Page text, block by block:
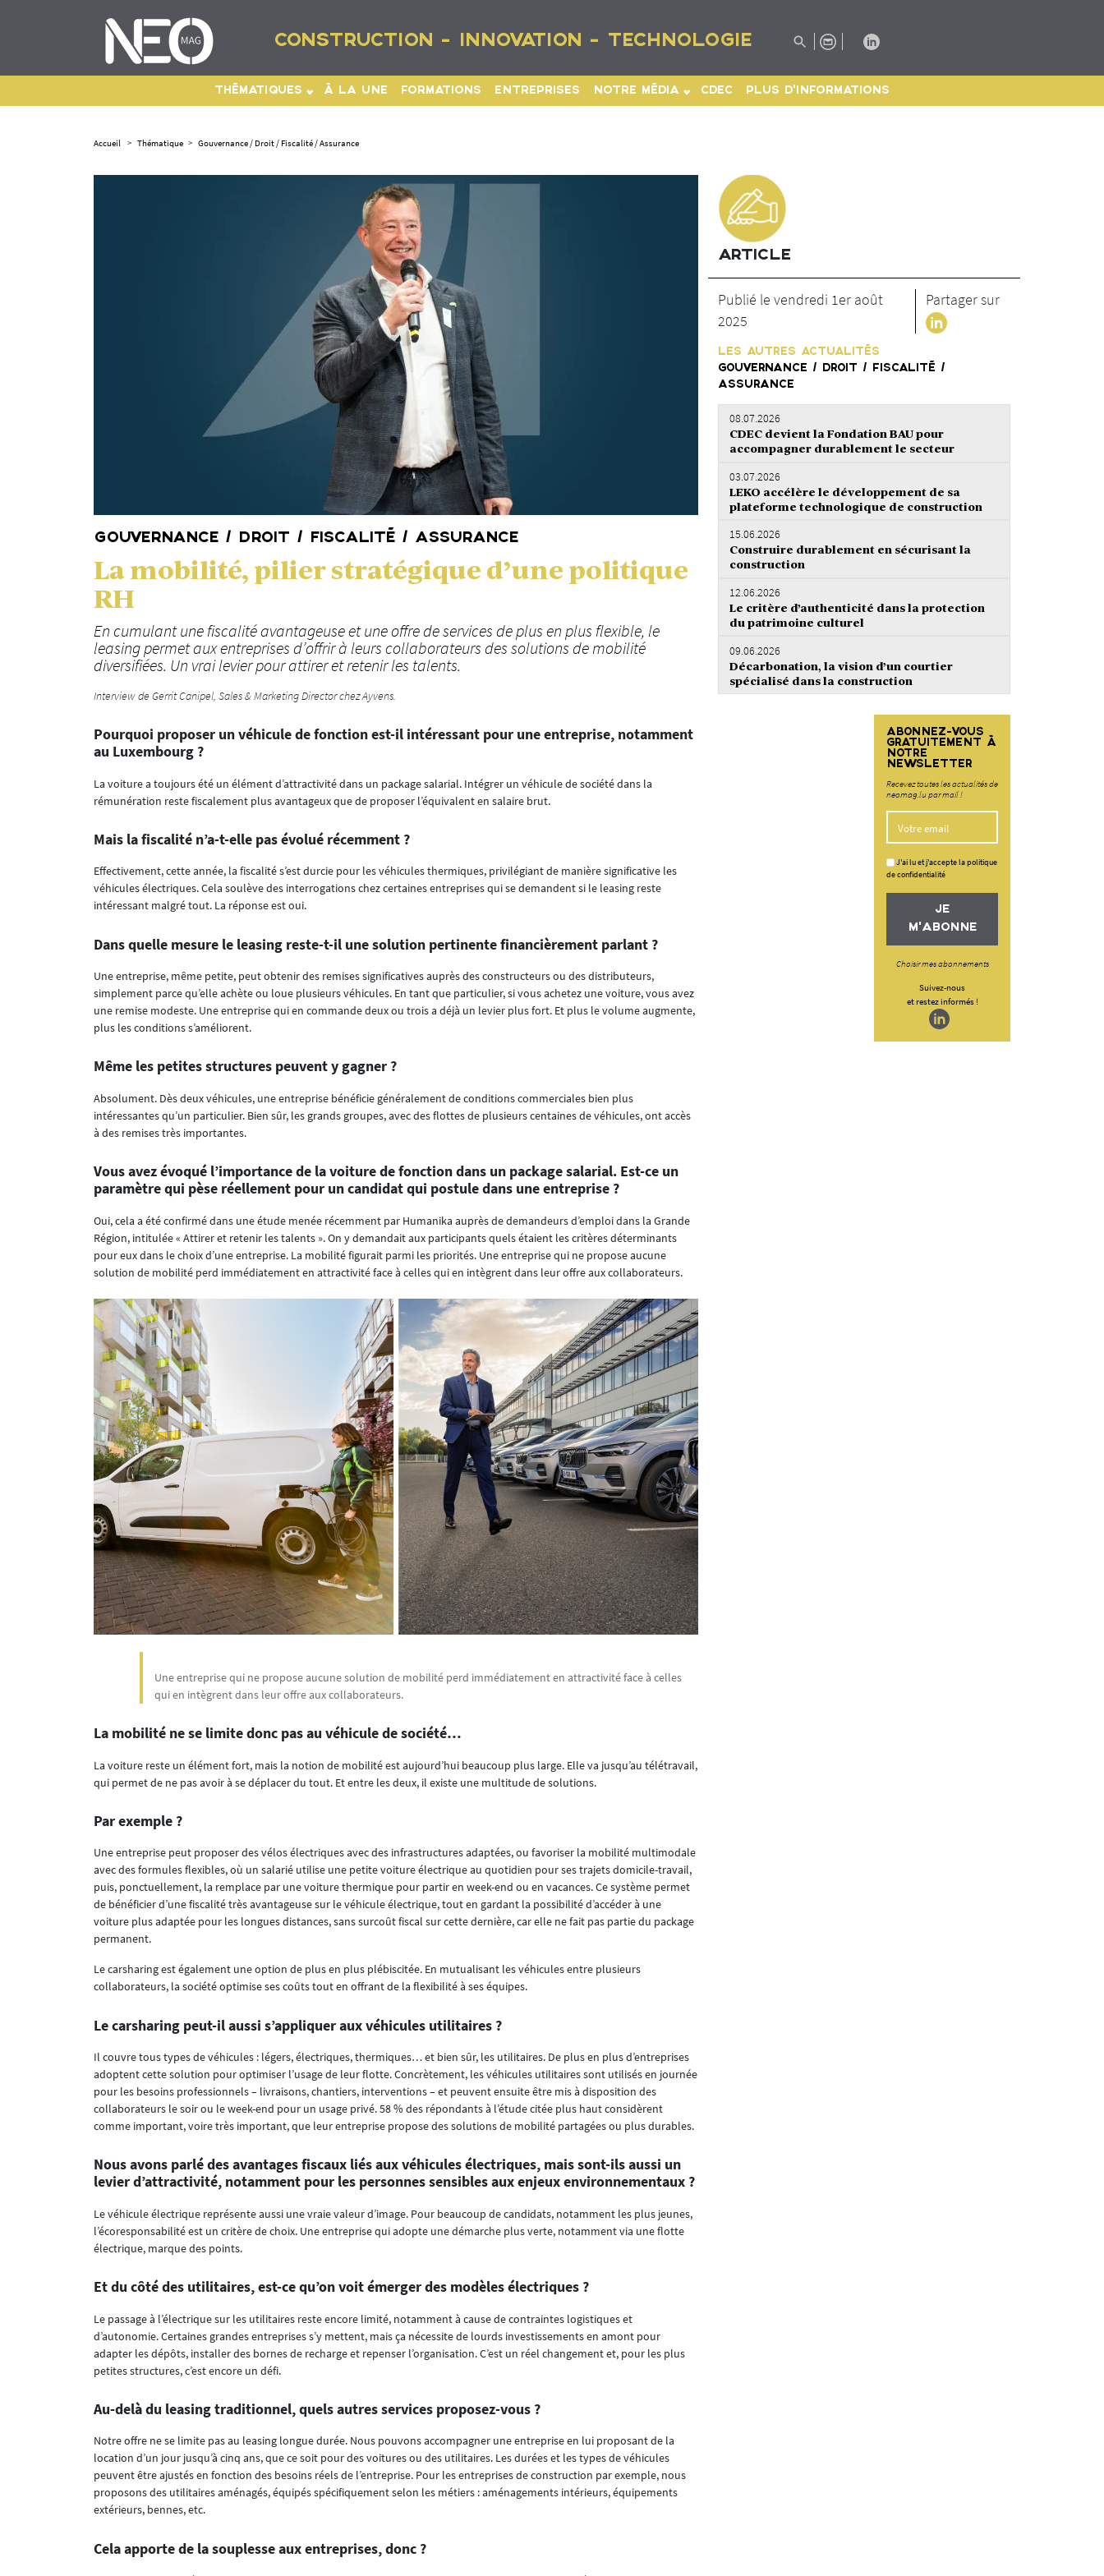
CONSTRUCTION - INNOVATION - TECHNOLOGIE
THÉMATIQUES À LA UNE FORMATIONS ENTREPRISES NOTRE MÉDIA CDEC PLUS D'INFORMATIONS
Accueil > Thématique > Gouvernance / Droit / Fiscalité / Assurance
GOUVERNANCE / DROIT / FISCALITÉ / ASSURANCE
La mobilité, pilier stratégique d’une politique
RH
En cumulant une fiscalité avantageuse et une offre de services de plus en plus flexible, le
leasing permet aux entreprises d’offrir à leurs collaborateurs des solutions de mobilité
diversifiées. Un vrai levier pour attirer et retenir les talents.
Interview de Gerrit Canipel, Sales & Marketing Director chez Ayvens.
Pourquoi proposer un véhicule de fonction est-il intéressant pour une entreprise, notamment
au Luxembourg ?
La voiture a toujours été un élément d’attractivité dans un package salarial. Intégrer un véhicule de société dans la
rémunération reste fiscalement plus avantageux que de proposer l’équivalent en salaire brut.
Mais la fiscalité n’a-t-elle pas évolué récemment ?
Effectivement, cette année, la fiscalité s’est durcie pour les véhicules thermiques, privilégiant de manière significative les
véhicules électriques. Cela soulève des interrogations chez certaines entreprises qui se demandent si le leasing reste
intéressant malgré tout. La réponse est oui.
Dans quelle mesure le leasing reste-t-il une solution pertinente financièrement parlant ?
Une entreprise, même petite, peut obtenir des remises significatives auprès des constructeurs ou des distributeurs,
simplement parce qu’elle achète ou loue plusieurs véhicules. En tant que particulier, si vous achetez une voiture, vous avez
une remise modeste. Une entreprise qui en commande deux ou trois a déjà un levier plus fort. Et plus le volume augmente,
plus les conditions s’améliorent.
Même les petites structures peuvent y gagner ?
Absolument. Dès deux véhicules, une entreprise bénéficie généralement de conditions commerciales bien plus
intéressantes qu’un particulier. Bien sûr, les grands groupes, avec des flottes de plusieurs centaines de véhicules, ont accès
à des remises très importantes.
Vous avez évoqué l’importance de la voiture de fonction dans un package salarial. Est-ce un
paramètre qui pèse réellement pour un candidat qui postule dans une entreprise ?
Oui, cela a été confirmé dans une étude menée récemment par Humanika auprès de demandeurs d’emploi dans la Grande
Région, intitulée « Attirer et retenir les talents ». On y demandait aux participants quels étaient les critères déterminants
pour eux dans le choix d’une entreprise. La mobilité figurait parmi les priorités. Une entreprise qui ne propose aucune
solution de mobilité perd immédiatement en attractivité face à celles qui en intègrent dans leur offre aux collaborateurs.
Une entreprise qui ne propose aucune solution de mobilité perd immédiatement en attractivité face à celles
qui en intègrent dans leur offre aux collaborateurs.
La mobilité ne se limite donc pas au véhicule de société…
La voiture reste un élément fort, mais la notion de mobilité est aujourd’hui beaucoup plus large. Elle va jusqu’au télétravail,
qui permet de ne pas avoir à se déplacer du tout. Et entre les deux, il existe une multitude de solutions.
Par exemple ?
Une entreprise peut proposer des vélos électriques avec des infrastructures adaptées, ou favoriser la mobilité multimodale
avec des formules flexibles, où un salarié utilise une petite voiture électrique au quotidien pour ses trajets domicile-travail,
puis, ponctuellement, la remplace par une voiture thermique pour partir en week-end ou en vacances. Ce système permet
de bénéficier d’une fiscalité très avantageuse sur le véhicule électrique, tout en gardant la possibilité d’accéder à une
voiture plus adaptée pour les longues distances, sans surcoût fiscal sur cette dernière, car elle ne fait pas partie du package
permanent.
Le carsharing est également une option de plus en plus plébiscitée. En mutualisant les véhicules entre plusieurs
collaborateurs, la société optimise ses coûts tout en offrant de la flexibilité à ses équipes.
Le carsharing peut-il aussi s’appliquer aux véhicules utilitaires ?
Il couvre tous types de véhicules : légers, électriques, thermiques… et bien sûr, les utilitaires. De plus en plus d’entreprises
adoptent cette solution pour optimiser l’usage de leur flotte. Concrètement, les véhicules utilitaires sont utilisés en journée
pour les besoins professionnels – livraisons, chantiers, interventions – et peuvent ensuite être mis à disposition des
collaborateurs le soir ou le week-end pour un usage privé. 58 % des répondants à l’étude citée plus haut considèrent
comme important, voire très important, que leur entreprise propose des solutions de mobilité partagées ou plus durables.
Nous avons parlé des avantages fiscaux liés aux véhicules électriques, mais sont-ils aussi un
levier d’attractivité, notamment pour les personnes sensibles aux enjeux environnementaux ?
Le véhicule électrique représente aussi une vraie valeur d’image. Pour beaucoup de candidats, notamment les plus jeunes,
l’écoresponsabilité est un critère de choix. Une entreprise qui adopte une démarche plus verte, notamment via une flotte
électrique, marque des points.
Et du côté des utilitaires, est-ce qu’on voit émerger des modèles électriques ?
Le passage à l’électrique sur les utilitaires reste encore limité, notamment à cause de contraintes logistiques et
d’autonomie. Certaines grandes entreprises s’y mettent, mais ça nécessite de lourds investissements en amont pour
adapter les dépôts, installer des bornes de recharge et repenser l’organisation. C’est un réel changement et, pour les plus
petites structures, c’est encore un défi.
Au-delà du leasing traditionnel, quels autres services proposez-vous ?
Notre offre ne se limite pas au leasing longue durée. Nous pouvons accompagner une entreprise en lui proposant de la
location d’un jour jusqu’à cinq ans, que ce soit pour des voitures ou des utilitaires. Les durées et les types de véhicules
peuvent être ajustés en fonction des besoins réels de l’entreprise. Pour les entreprises de construction par exemple, nous
proposons des utilitaires aménagés, équipés spécifiquement selon les métiers : aménagements intérieurs, équipements
extérieurs, bennes, etc.
Cela apporte de la souplesse aux entreprises, donc ?
ARTICLE
Publié le vendredi 1er août
2025
Partager sur
LES AUTRES ACTUALITÉS
GOUVERNANCE / DROIT / FISCALITÉ /
ASSURANCE
08.07.2026
CDEC devient la Fondation BAU pour
accompagner durablement le secteur
03.07.2026
LEKO accélère le développement de sa
plateforme technologique de construction
15.06.2026
Construire durablement en sécurisant la
construction
12.06.2026
Le critère d’authenticité dans la protection
du patrimoine culturel
09.06.2026
Décarbonation, la vision d’un courtier
spécialisé dans la construction
ABONNEZ-VOUS
GRATUITEMENT À
NOTRE
NEWSLETTER
Recevez toutes les actualités de
neomag.lu par mail !
J'ai lu et j'accepte la politique
de confidentialité
JE
M'ABONNE
Choisir mes abonnements
Suivez-nous
et restez informés !